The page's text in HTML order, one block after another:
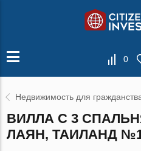
0
Недвижимость для
ВИЛЛА С 3
ЛАЯН, ТАИЛАНД